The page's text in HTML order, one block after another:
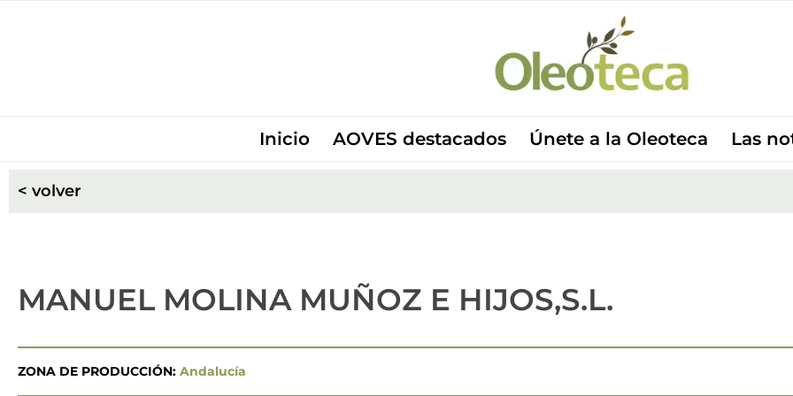
Inicio AOVES destacados Únete a la Oleoteca Las
< volver
MANUEL MOLINA MUÑOZ E HIJOS,S.L.
ZONA DE PRODUCCIÓN: Andalucía